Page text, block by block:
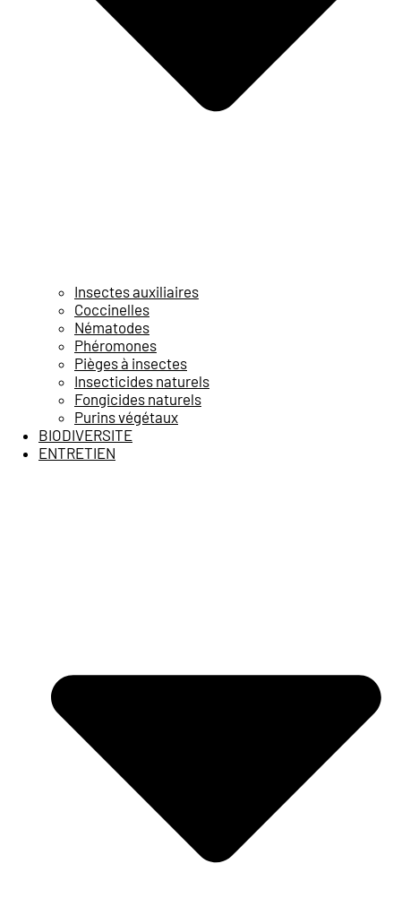
Insectes auxiliaires
Coccinelles
Nématodes
Phéromones
Pièges à insectes
Insecticides naturels
Fongicides naturels
Purins végétaux
BIODIVERSITE
ENTRETIEN